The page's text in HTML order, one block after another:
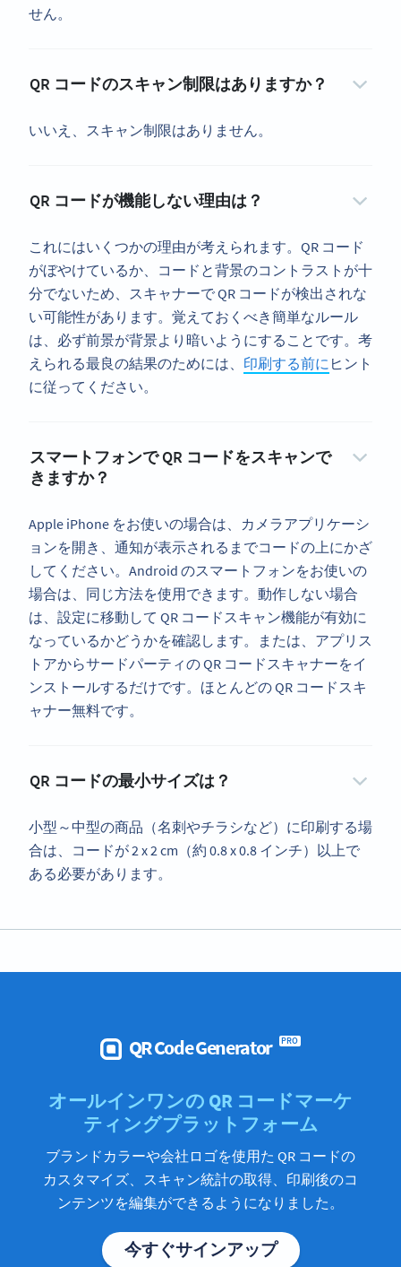
せん。
QR コードのスキャン制限はありますか？
いいえ、スキャン制限はありません。
QR コードが機能しない理由は？
これにはいくつかの理由が考えられます。QR コード
がぼやけているか、コードと背景のコントラストが十
分でないため、スキャナーで QR コードが検出されな
い可能性があります。覚えておくべき簡単なルール
は、必ず前景が背景より暗いようにすることです。考
えられる最良の結果のためには、 印刷する前に ヒント
に従ってください。
スマートフォンで QR コードをスキャンで
きますか？
Apple iPhone をお使いの場合は、カメラアプリケーシ
ョンを開き、通知が表示されるまでコードの上にかざ
してください。Android のスマートフォンをお使いの
場合は、同じ方法を使用できます。動作しない場合
は、設定に移動して QR コードスキャン機能が有効に
なっているかどうかを確認します。または、アプリス
トアからサードパーティの QR コードスキャナーをイ
ンストールするだけです。ほとんどの QR コードスキ
ャナー無料です。
QR コードの最小サイズは？
小型～中型の商品（名刺やチラシなど）に印刷する場
合は、コードが 2 x 2 cm（約 0.8 x 0.8 インチ）以上で
ある必要があります。
QR Code Generator PRO
オールインワンの QR コードマーケ
ティングプラットフォーム
ブランドカラーや会社ロゴを使用た QR コードの
カスタマイズ、スキャン統計の取得、印刷後のコ
ンテンツを編集ができるようになりました。
今すぐサインアップ